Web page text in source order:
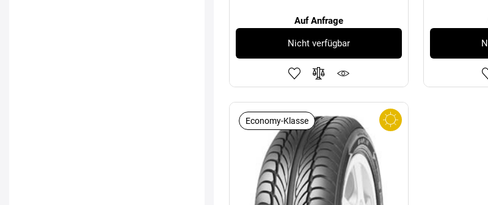
Auf Anfrage
Nicht verfügbar
Economy-Klasse